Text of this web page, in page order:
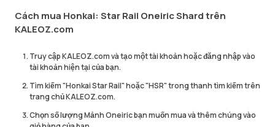
Cách mua Honkai: Star Rail Oneiric Shard trên
KALEOZ.com
Truy cập KALEOZ.com và tạo một tài khoản hoặc đăng nhập vào
tài khoản hiện tại của bạn.
Tìm kiếm "Honkai Star Rail" hoặc "HSR" trong thanh tìm kiếm trên
trang chủ KALEOZ.com.
Chọn số lượng Mảnh Oneiric bạn muốn mua và thêm chúng vào